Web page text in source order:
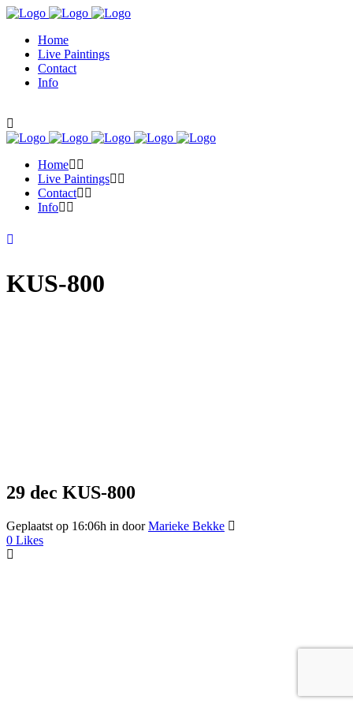
Home
Live Paintings
Contact
Info
Home
Live Paintings
Contact
Info
KUS-800
29 dec KUS-800
Geplaatst op 16:06h in doorMarieke Bekke
0 Likes